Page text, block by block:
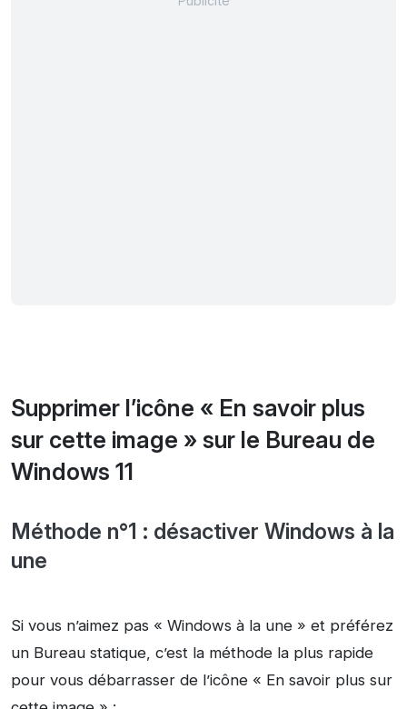
Supprimer l’icône « En savoir plus
sur cette image » sur le Bureau de
Windows 11
Méthode n°1 : désactiver Windows à la
une
Si vous n’aimez pas « Windows à la une » et préférez
un Bureau statique, c’est la méthode la plus rapide
pour vous débarrasser de l’icône « En savoir plus sur